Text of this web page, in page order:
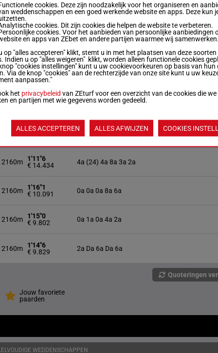
2160m 1'13"1
€ 11.916
4a 2a 2a (24) 1a 1a
1'14"6
€ 15.009
2160m 1'14"2
€ 15.238
0a (24) 2a 0a 2a 0a
2160m
1'14"4
(24) 0a 7a 3a 5a 5a
2160m 1'14"6
€ 13.323
Qa (23) Da Da 0a 5a
2160m
1'11"6
€ 14.434
4a (24) 4a 8a 3a 2a
2160m
1'16"1
€ 10.091
0a 0a 0a 8a 6a
2160m
1'15"0
€ 9.802
0a 1a 0a 4a 2a
2160m
1'14"6
€ 9.829
2a Da 6a Da 6a
Quoteringen
Jouw favoriete
paarden
WEDDENSCHAPPEN
cookies. Deze zijn noodzakelijk voor het organiseren en
weddenschappen en een goed werkende website en apps. Deze kun
cookies. Dit zijn cookies die helpen de website te verbeteren.
cookies. Voor het aanbieden van persoonlijke aanbiedingen
en apps van ZEbet en andere partijen waarmee wij samenwerken.
op "alles accepteren" klikt, stemt u in met het plaatsen van deze soorten
Indien u op "alles weigeren" klikt, worden alleen functionele cookies
"cookies instellingen" kunt u uw cookievoorkeuren op basis van hun
Via de knop "cookies" aan de rechterzijde van onze site kunt u uw
aanpassen."
het privacybeleid van ZEturf voor een overzicht van de cookies die we
en partijen met wie gegevens worden gedeeld.
ALLES ACCEPTEREN ALLES AFWIJZEN COOKIES